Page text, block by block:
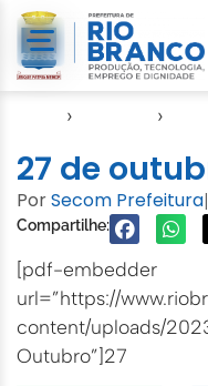
› ›
27 de
PorSecom Prefeitura|
Compartilhe:
[pdf-embedder
url=”https://
content/uploads/
Outubro”]27